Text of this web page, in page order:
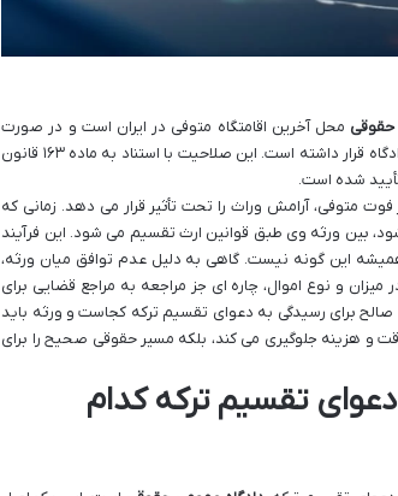
حقوقی محل آخرین اقامتگاه متوفی در ایران است و در صورت
نبود اقامتگاه، دادگاهی است که آخرین محل سکونت متوفی در حوزه آن دادگاه قرار داشته است. این صلاحیت با استناد به ماده ۱۶۳ قانون
آرامش وراث را تحت تأثیر قرار می دهد. زمانی که
بین ورثه وی طبق قوانین ارث تقسیم می شود. این فرآیند
همیشه این گونه نیست. گاهی به دلیل عدم توافق میان ورثه،
و نوع اموال، چاره ای جز مراجعه به مراجع قضایی برای
برای رسیدگی به دعوای تقسیم ترکه کجاست و ورثه باید
و هزینه جلوگیری می کند، بلکه مسیر حقوقی صحیح را برای
تقسیم ترکه کدام